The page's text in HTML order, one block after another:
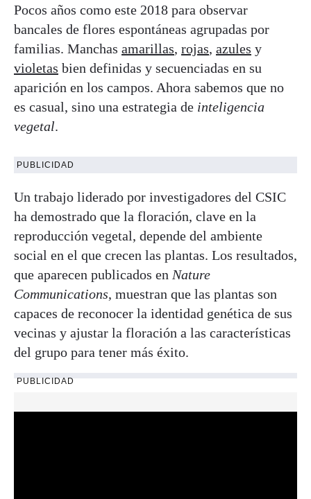
Pocos años como este 2018 para observar
bancales de flores espontáneas agrupadas por
familias. Manchas amarillas, rojas, azules y
violetas bien definidas y secuenciadas en su
aparición en los campos. Ahora sabemos que no
es casual, sino una estrategia de inteligencia
vegetal.
PUBLICIDAD
Un trabajo liderado por investigadores del CSIC
ha demostrado que la floración, clave en la
reproducción vegetal, depende del ambiente
social en el que crecen las plantas. Los resultados,
que aparecen publicados en Nature
Communications, muestran que las plantas son
capaces de reconocer la identidad genética de sus
vecinas y ajustar la floración a las características
del grupo para tener más éxito.
PUBLICIDAD